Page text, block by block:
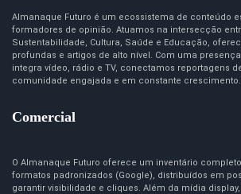
Almanaque Futuro é um ecossistema de conteúdo
formadores de opinião. Atuamos na intersecção
Sustentabilidade, Cultura, Saúde e Educação,
profundas e artigos de alto nível. Com uma
integra vídeo, rádio e TV, conectamos reportagens
comunidade engajada e em constante crescimento.
Comercial
O Almanaque Futuro oferece um inventário
formatos padronizados (Google), distribuídos em
garantir visibilidade e cliques. Além da mídia